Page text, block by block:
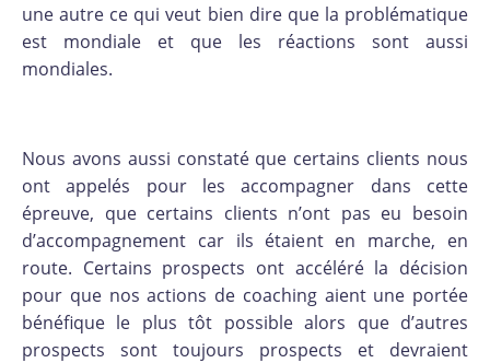
une autre ce qui veut bien dire que la problématique
est mondiale et que les réactions sont aussi
mondiales.
Nous avons aussi constaté que certains clients nous
ont appelés pour les accompagner dans cette
épreuve, que certains clients n’ont pas eu besoin
d’accompagnement car ils étaient en marche, en
route. Certains prospects ont accéléré la décision
pour que nos actions de coaching aient une portée
bénéfique le plus tôt possible alors que d’autres
prospects sont toujours prospects et devraient